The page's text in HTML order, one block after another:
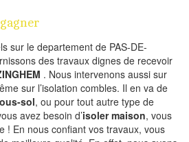
sur le departement de PAS-DE-
des travaux dignes de recevoir
. Nous intervenons aussi sur
sur l’isolation combles. Il en va de
sol, ou pour tout autre type de
avez besoin d’isoler maison, vous
! En nous confiant vos travaux, vous